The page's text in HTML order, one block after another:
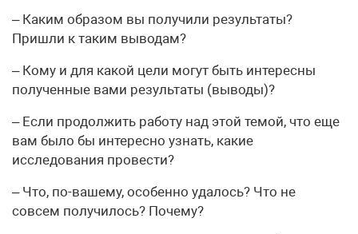
– Каким образом вы получили результаты?
Пришли к таким выводам?
– Кому и для какой цели могут быть интересны
полученные вами результаты (выводы)?
– Если продолжить работу над этой темой, что еще
вам было бы интересно узнать, какие
исследования провести?
– Что, по-вашему, особенно удалось? Что не
совсем получилось? Почему?